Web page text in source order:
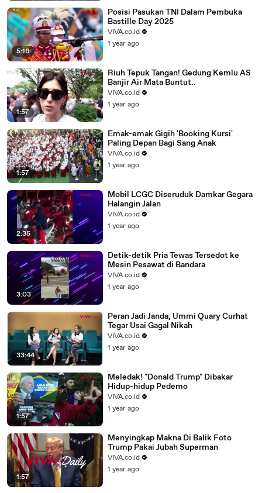
5:16
Posisi Pasukan TNI Dalam Pembuka
Bastille Day 2025
VIVA.co.id
1 year ago
1:57
Riuh Tepuk Tangan! Gedung Kemlu AS
Banjir Air Mata Buntut..
VIVA.co.id
1 year ago
1:57
Emak-emak Gigih 'Booking Kursi'
Paling Depan Bagi Sang Anak
VIVA.co.id
1 year ago
2:35
Mobil LCGC Diseruduk Damkar Gegara
Halangin Jalan
VIVA.co.id
1 year ago
3:03
Detik-detik Pria Tewas Tersedot ke
Mesin Pesawat di Bandara
VIVA.co.id
1 year ago
33:44
Peran Jadi Janda, Ummi Quary Curhat
Tegar Usai Gagal Nikah
VIVA.co.id
1 year ago
1:57
Meledak! "Donald Trump" Dibakar
Hidup-hidup Pedemo
VIVA.co.id
1 year ago
1:57
Menyingkap Makna Di Balik Foto
Trump Pakai Jubah Superman
VIVA.co.id
1 year ago